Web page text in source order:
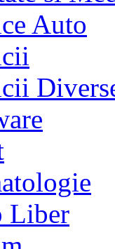
Auto
Liber